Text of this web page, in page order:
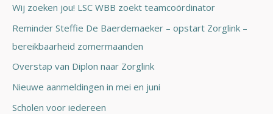
:
Wij zoeken jou! LSC WBB zoekt teamcoördinator
Reminder Steffie De Baerdemaeker – opstart Zorglink –
bereikbaarheid zomermaanden
Overstap van Diplon naar Zorglink
Nieuwe aanmeldingen in mei en juni
Scholen voor iedereen